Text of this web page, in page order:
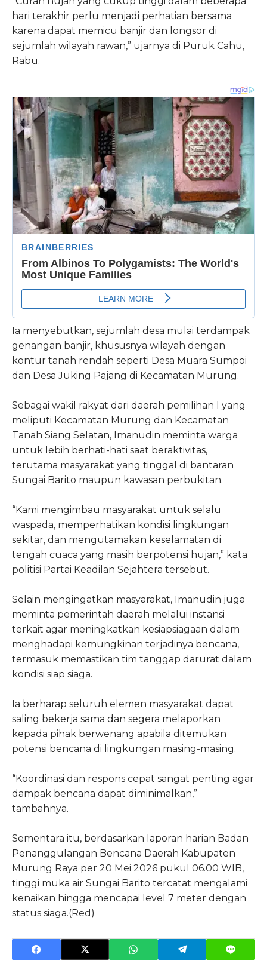
hari terakhir perlu menjadi perhatian bersama
karena dapat memicu banjir dan longsor di
sejumlah wilayah rawan,” ujarnya di Puruk Cahu,
Rabu.
Ia menyebutkan, sejumlah desa mulai terdampak
genangan banjir, khususnya wilayah dengan
kontur tanah rendah seperti Desa Muara Sumpoi
dan Desa Juking Pajang di Kecamatan Murung.
Sebagai wakil rakyat dari daerah pemilihan I yang
meliputi Kecamatan Murung dan Kecamatan
Tanah Siang Selatan, Imanudin meminta warga
untuk lebih berhati-hati saat beraktivitas,
terutama masyarakat yang tinggal di bantaran
Sungai Barito maupun kawasan perbukitan.
“Kami mengimbau masyarakat untuk selalu
waspada, memperhatikan kondisi lingkungan
sekitar, dan mengutamakan keselamatan di
tengah cuaca yang masih berpotensi hujan,” kata
politisi Partai Keadilan Sejahtera tersebut.
Selain mengingatkan masyarakat, Imanudin juga
meminta pemerintah daerah melalui instansi
terkait agar meningkatkan kesiapsiagaan dalam
menghadapi kemungkinan terjadinya bencana,
termasuk memastikan tim tanggap darurat dalam
kondisi siap siaga.
Ia berharap seluruh elemen masyarakat dapat
saling bekerja sama dan segera melaporkan
kepada pihak berwenang apabila ditemukan
potensi bencana di lingkungan masing-masing.
“Koordinasi dan respons cepat sangat penting agar
dampak bencana dapat diminimalkan,”
tambahnya.
Sementara itu, berdasarkan laporan harian Badan
Penanggulangan Bencana Daerah Kabupaten
Murung Raya per 20 Mei 2026 pukul 06.00 WIB,
tinggi muka air Sungai Barito tercatat mengalami
kenaikan hingga mencapai level 7 meter dengan
status siaga.(Red)